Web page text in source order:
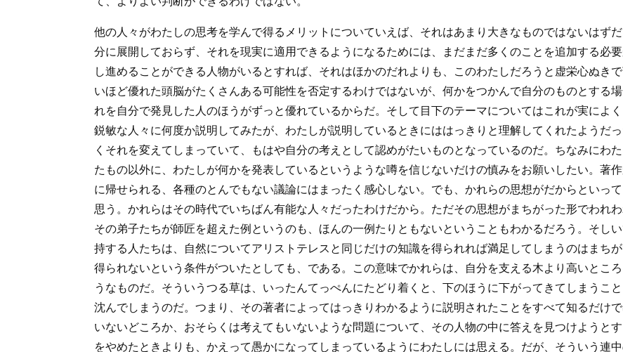
他の人々がわたしの思考を学んで得るメリットについていえば、それはあまり大きなものではないはず
分に展開しておらず、それを現実に適用できるようになるためには、まだまだ多くのことを追加する必
し進めることができる人物がいるとすれば、それはほかのだれよりも、このわたしだろうと虚栄心ぬき
いほど優れた頭脳がたくさんある可能性を否定するわけではないが、何かをつかんで自分のものとする
れを自分で発見した人のほうがずっと優れているからだ。そして目下のテーマについてはこれが実によ
鋭敏な人々に何度か説明してみたが、わたしが説明しているときにははっきりと理解してくれたようだ
くそれを変えてしまっていて、もはや自分の考えとして認めがたいものとなっているのだ。ちなみにわ
たもの以外に、わたしが何かを発表しているというような噂を信じないだけの慎みをお願いしたい。著
に帰せられる、各種のとんでもない議論にはまったく感心しない。でも、かれらの思想がだからといっ
思う。かれらはその時代でいちばん有能な人々だったわけだから。ただその思想がまちがった形でわれ
その弟子たちが師匠を超えた例というのも、ほんの一例たりともないということもわかるだろう。そし
持する人たちは、自然についてアリストテレスと同じだけの知識を得られれば満足してしまうのはまち
得られないという条件がついたとしても、である。この意味でかれらは、自分を支える木より高いとこ
うなものだ。そういうつる草は、いったんてっぺんにたどり着くと、下のほうに下がってきてしまうこ
沈んでしまうのだ。つまり、その著者によってはっきりわかるように説明されたことをすべて知るだけ
いないどころか、おそらくは考えてもいないような問題について、その人物の中に答えを見つけようと
をやめたときよりも、かえって愚かになってしまっているようにわたしには思える。だが、そういう連